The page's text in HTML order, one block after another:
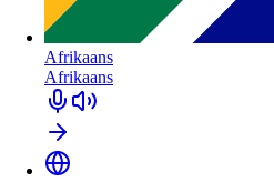
Afrikaans
Afrikaans